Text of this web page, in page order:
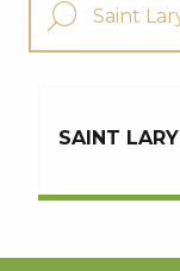
Saint
Vous
SAINT